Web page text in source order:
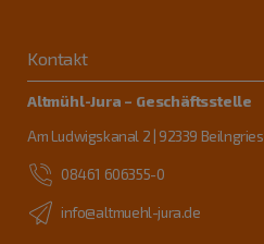
Kontakt
Altmühl-Jura – Geschäftsstelle
Am Ludwigskanal 2 | 92339 Beilngries
08461 606355-0
info@altmuehl-jura.de